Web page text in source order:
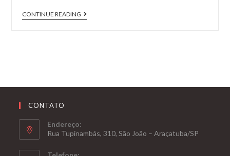
CONTINUE READING
Lojas
puxaram
CONTATO
Endereço:
Rua Tupinambás, 310, São João – Araçatuba/SP